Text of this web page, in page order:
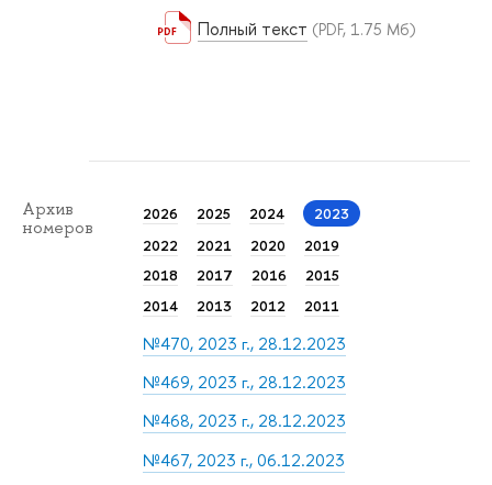
Полный текст (PDF, 1.75 Мб)
Архив
номеров
2026 2025 2024
2023
2022
2021 2020
2019
2018
2017 2016
2015
2014
2013 2012 2011
№470, 2023 г., 28.12.2023
№469, 2023 г., 28.12.2023
№468, 2023 г., 28.12.2023
№467, 2023 г., 06.12.2023